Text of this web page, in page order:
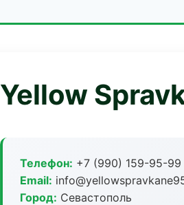
Yellow
Телефон: +7 (990) 159-95-99
Email:
Город: Севастополь